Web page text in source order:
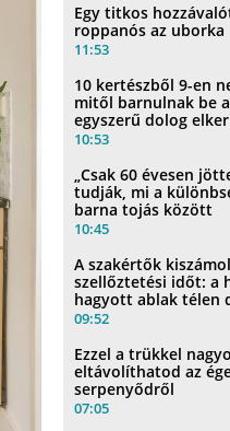
Egy titkos
roppanós az uborka
11:53
10 kertészből 9-en
mitől barnulnak be
egyszerű dolog
10:53
„Csak 60 évesen
tudják, mi a
barna tojás között
10:45
A szakértők
szellőztetési időt: a
hagyott ablak télen
09:52
Ezzel a trükkel
eltávolíthatod az
serpenyődről
07:05